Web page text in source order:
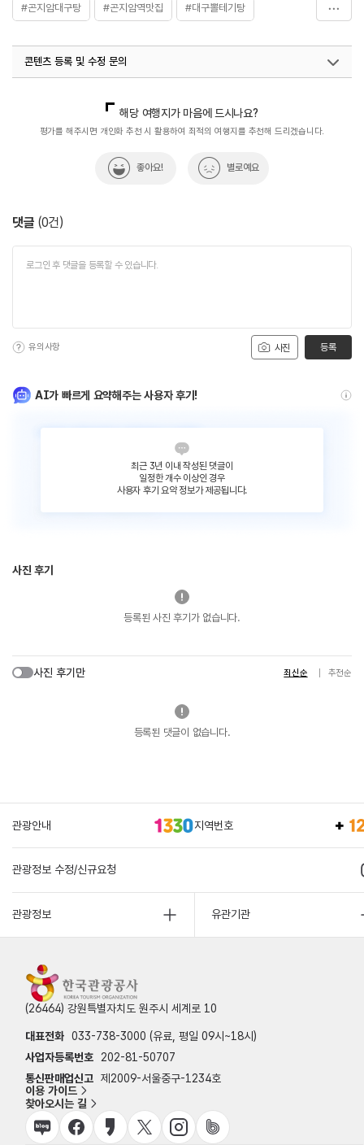
#곤지암대구탕 #곤지암역맛집 #대구뽈테기탕
콘텐츠 등록 및 수정 문의
해당 여행지가 마음에 드시나요?
평가를 해주시면 개인화 추천 시 활용하여 최적의 여행지를 추천해 드리겠습니다.
좋아요! 별로예요
댓글 (0건)
사진
유의사항 등록
AI가 빠르게 요약해주는 사용자 후기!
최근 3년 이내 작성된 댓글이
일정한 개수 이상인 경우
사용자 후기 요약 정보가 제공됩니다.
사진 후기
등록된 사진 후기가 없습니다.
사진 후기만 최신순 추천순
등록된 댓글이 없습니다.
관광안내 지역번호
관광정보 수정/신규요청
관광정보 유관기관
(26464) 강원특별자치도 원주시 세계로 10
대표전화 033-738-3000 (유료, 평일 09시~18시)
사업자등록번호
202-81-50707
통신판매업신고 제2009-서울중구-1234호
이용 가이드
찾아오시는 길